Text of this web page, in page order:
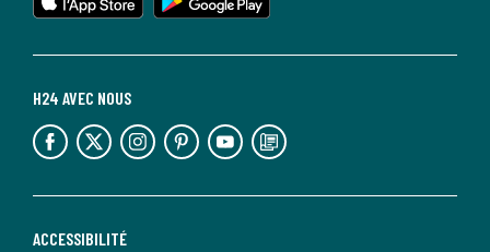
ACCESSIBILITÉ
H24 AVEC NOUS
lien vers l'espace réseaux sociaux lien vers l'espace réseaux sociaux lien vers l'espace réseaux sociaux lien vers l'espace réseaux sociaux lien vers l'espace réseaux sociaux lien vers le blog la redoute